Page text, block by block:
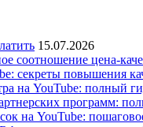
15.07.2026
соотношение цена-
секреты повышения
на YouTube: полный
программ:
на YouTube: